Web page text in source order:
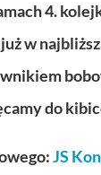
4.
w
do
JS